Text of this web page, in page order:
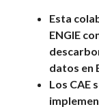
Esta
ENGIE
datos en
Los CAE